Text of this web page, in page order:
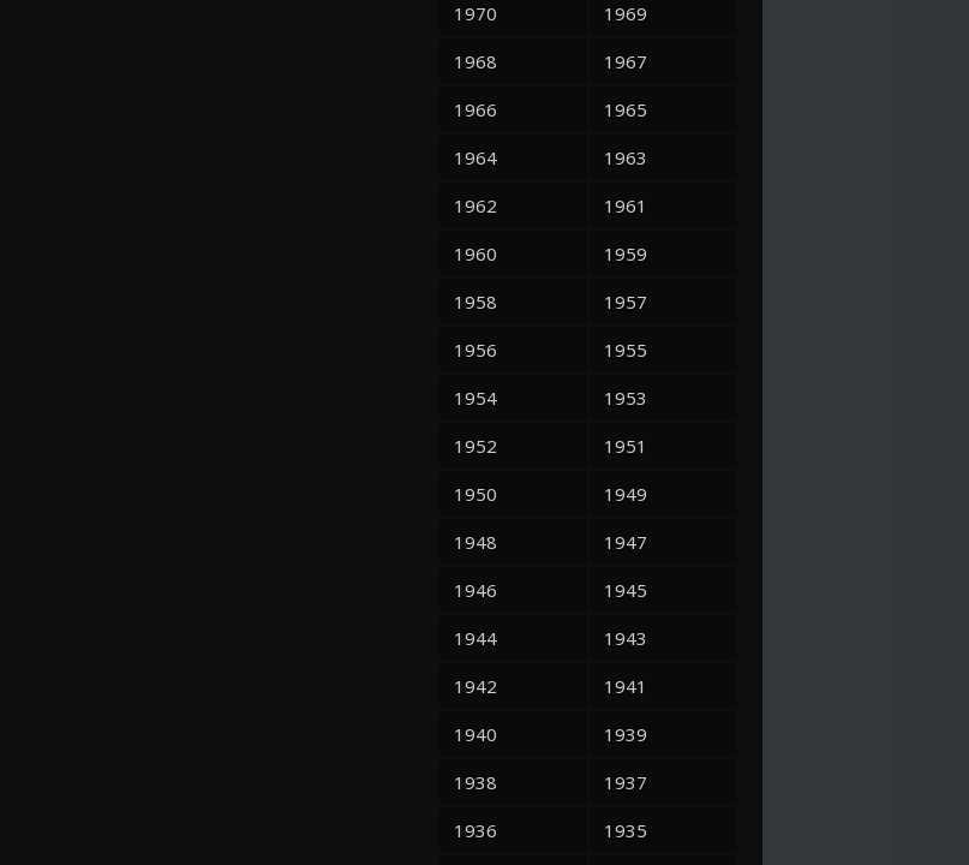
1970
1969
1968
1967
1966
1965
1964
1963
1962
1961
1960
1959
1958
1957
1956
1955
1954
1953
1952
1951
1950
1949
1948
1947
1946
1945
1944
1943
1942
1941
1940
1939
1938
1937
1936
1935